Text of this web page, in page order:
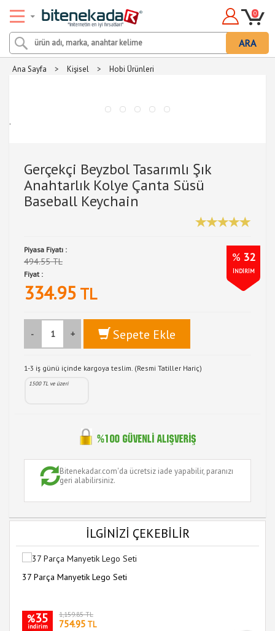
ARA
0
Ana Sayfa > Kişisel > Hobi Ürünleri
.
Gerçekçi Beyzbol Tasarımlı Şık
Anahtarlık Kolye Çanta Süsü
Baseball Keychain
Piyasa Fiyatı :
494.55 TL % 32
İNDİRİM
Fiyat :
334.95 TL
- + Sepete Ekle
1-3 iş günü içinde kargoya teslim. (Resmi Tatiller Hariç)
1500 TL ve üzeri
Bitenekadar.com'da ücretsiz iade yapabilir, paranızı
geri alabilirsiniz.
İLGİNİZİ ÇEKEBİLİR
37 Parça Manyetik Lego Seti
%35
indirim
1,159.85 TL
754.95 TL